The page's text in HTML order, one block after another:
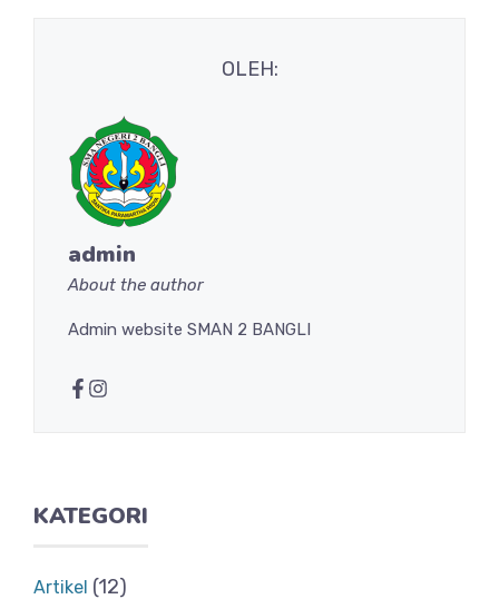
OLEH:
admin
About the author
Admin website SMAN 2 BANGLI
KATEGORI
Artikel (12)